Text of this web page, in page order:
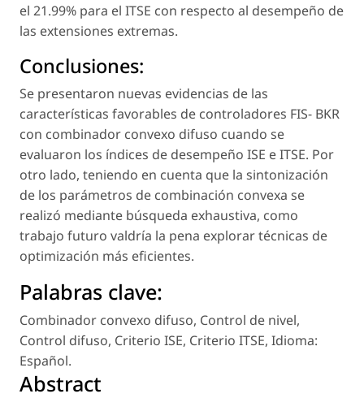
el 21.99% para el ITSE con respecto al desempeño de
las extensiones extremas.
Conclusiones:
Se presentaron nuevas evidencias de las
características favorables de controladores FIS- BKR
con combinador convexo difuso cuando se
evaluaron los índices de desempeño ISE e ITSE. Por
otro lado, teniendo en cuenta que la sintonización
de los parámetros de combinación convexa se
realizó mediante búsqueda exhaustiva, como
trabajo futuro valdría la pena explorar técnicas de
optimización más eficientes.
Palabras clave:
Combinador convexo difuso, Control de nivel,
Control difuso, Criterio ISE, Criterio ITSE, Idioma:
Español.
Abstract